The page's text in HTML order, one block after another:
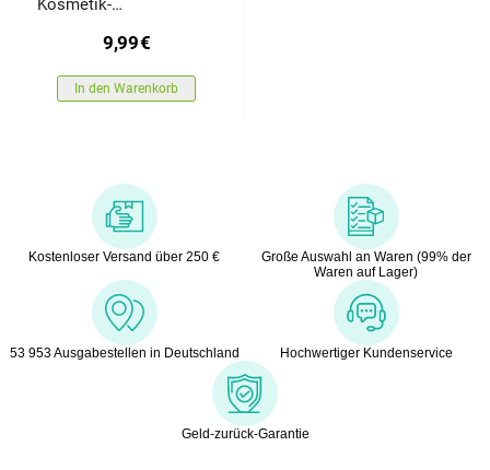
Kosmetik-
9,99€
In den Warenkorb
Kostenloser Versand über 250 €
Große Auswahl an Waren (99% der
Waren auf Lager)
53 953 Ausgabestellen in Deutschland Hochwertiger Kundenservice
Geld-zurück-Garantie